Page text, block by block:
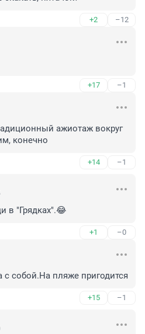
+2 –12
+17 –1
ажиотаж вокруг
конечно
+14 –1
в "Грядках".😂
+1 –0
с собой.На пляже пригодится
+15 –1